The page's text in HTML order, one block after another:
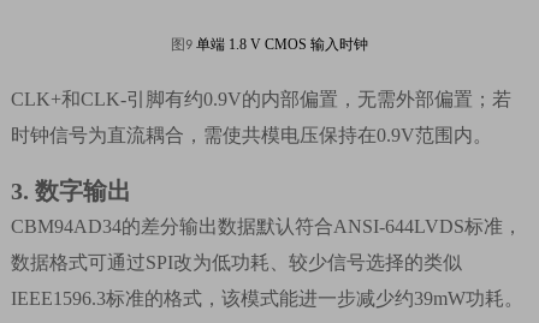
图 9单端1.8 V CMOS 输入时钟
CLK+和CLK-引脚有约0.9V的内部偏置，无需外部偏置；若
时钟信号为直流耦合，需使共模电压保持在0.9V范围内。
3. 数字输出
CBM94AD34的差分输出数据默认符合ANSI-644LVDS标准，
数据格式可通过SPI改为低功耗、较少信号选择的类似
IEEE1596.3标准的格式，该模式能进一步减少约39mW功耗。